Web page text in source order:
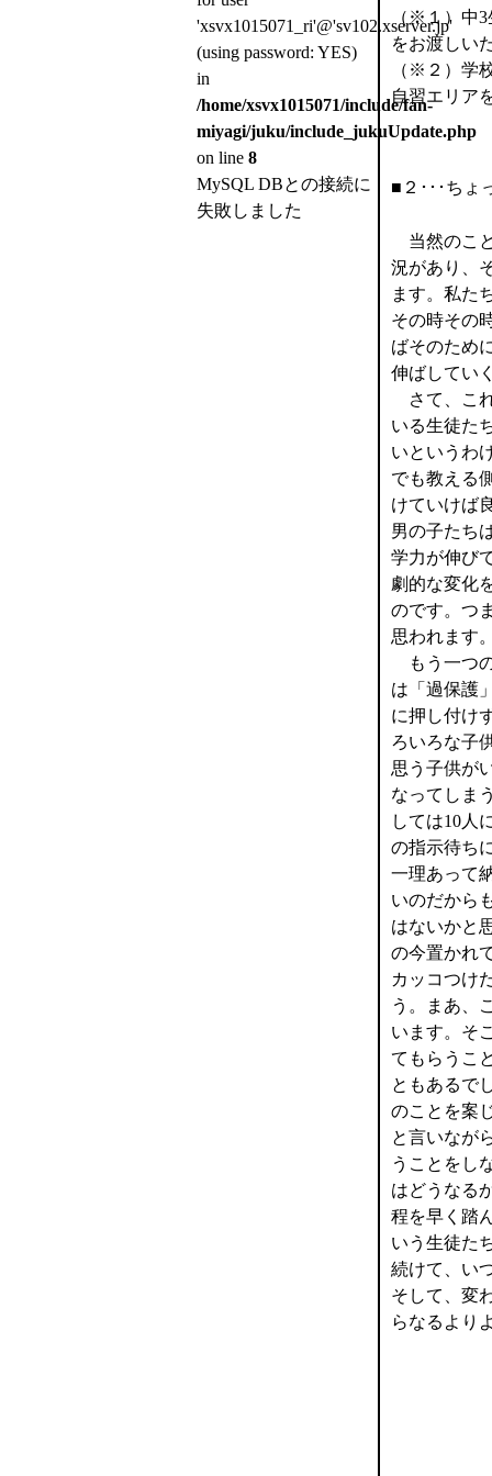
（※１）中
をお渡しい
（※２）学
自習エリア
■２･･･ち
当然のこ
況があり、
ます。私た
その時その
ばそのため
伸ばしてい
さて、こ
いる生徒た
いというわ
でも教える
けていけば
男の子たち
学力が伸び
劇的な変化
のです。つ
思われます
もう一つ
は「過保護
に押し付け
ろいろな子
思う子供が
なってしま
しては10人
の指示待ち
一理あって
いのだから
はないかと
の今置かれ
カッコつけ
う。まあ、
います。そ
てもらうこ
ともあるで
のことを案
と言いなが
うことをし
はどうなる
程を早く踏
いう生徒た
続けて、い
そして、変
らなるより
'xsvx1015071_ri'@'sv102.xserver.jp'
(using password: YES)
in
/home/xsvx1015071/include/fan-
miyagi/juku/include_jukuUpdate.php
on line 8
MySQL DBとの接続に
失敗しました